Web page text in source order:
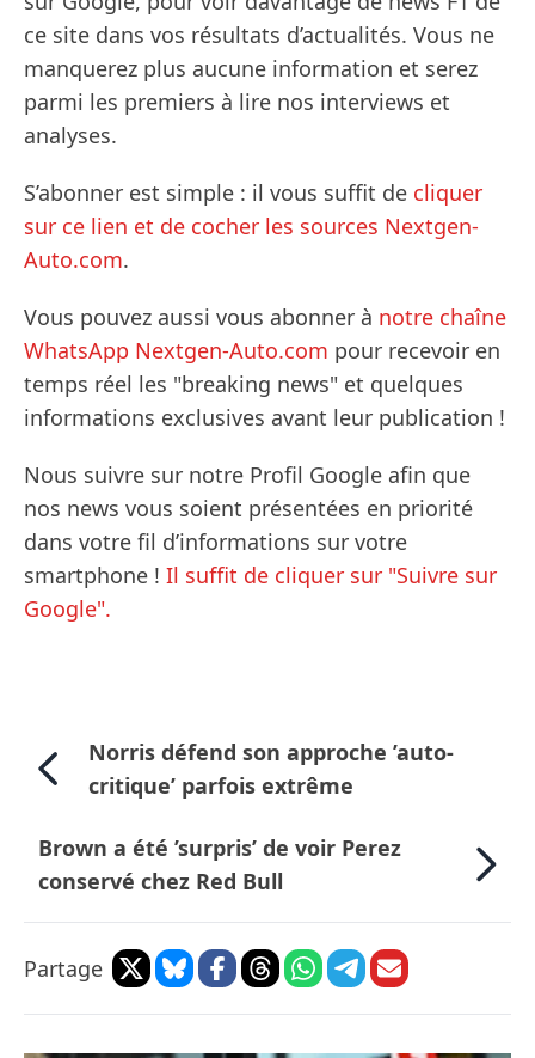
ce site dans vos résultats d’actualités. Vous ne
manquerez plus aucune information et serez
parmi les premiers à lire nos interviews et
analyses.
S’abonner est simple : il vous suffit de cliquer
sur ce lien et de cocher les sources Nextgen-
Auto.com.
Vous pouvez aussi vous abonner à notre chaîne
WhatsApp Nextgen-Auto.com pour recevoir en
temps réel les "breaking news" et quelques
informations exclusives avant leur publication !
Nous suivre sur notre Profil Google afin que
nos news vous soient présentées en priorité
dans votre fil d’informations sur votre
smartphone ! Il suffit de cliquer sur "Suivre sur
Google".
Norris défend son approche ’auto-
critique’ parfois extrême
Brown a été ’surpris’ de voir Perez
conservé chez Red Bull
Partage